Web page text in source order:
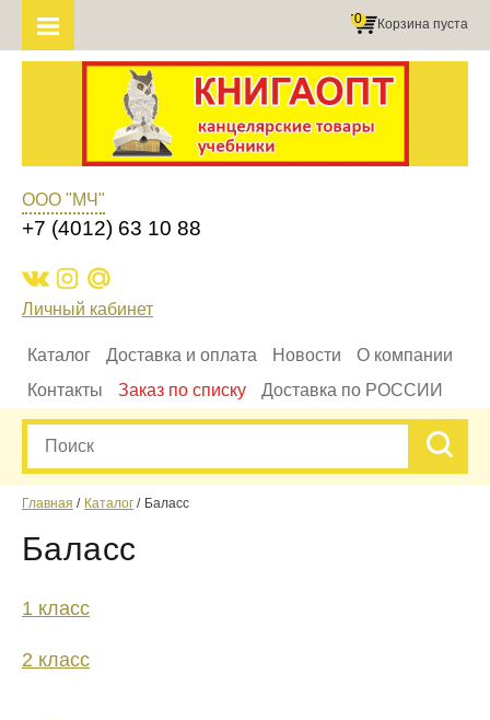
Корзина пуста
0
ООО "МЧ"
+7 (4012) 63 10 88
Личный кабинет
Каталог Доставка и оплата Новости
О компании
Контакты
Заказ по списку Доставка по РОССИИ
Главная Каталог Баласс
Баласс
1 класс
2 класс